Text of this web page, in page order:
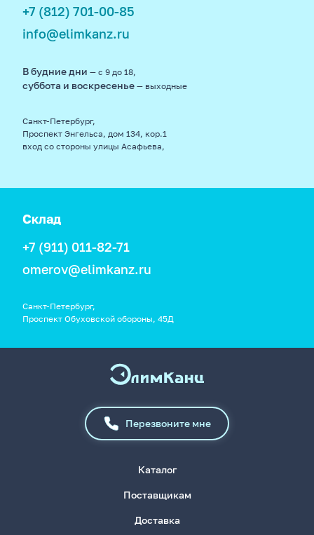
+7 (812) 701-00-85
info@elimkanz.ru
В будние дни — с 9 до 18,
суббота и воскресенье — выходные
Санкт-Петербург,
Проспект Энгельса, дом 134, кор.1
вход со стороны улицы Асафьева,
Склад
+7 (911) 011-82-71
omerov@elimkanz.ru
Санкт-Петербург,
Проспект Обуховской обороны, 45Д
Перезвоните мне
Каталог
Поставщикам
Доставка